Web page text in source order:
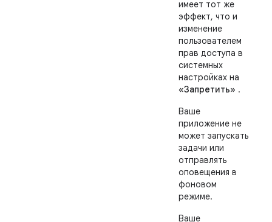
имеет тот же
эффект, что и
изменение
пользователем
прав доступа в
системных
настройках на
«Запретить» .
Ваше
приложение не
может запускать
задачи или
отправлять
оповещения в
фоновом
режиме.
Ваше